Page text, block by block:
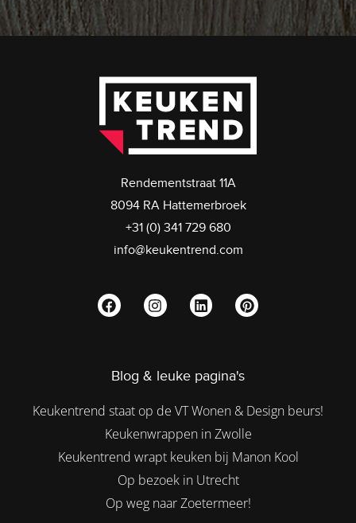
Rendementstraat 11A
8094 RA Hattemerbroek
+31 (0) 341 729 680
info@keukentrend.com
Blog & leuke pagina's
Keukentrend staat op de VT Wonen & Design beurs!
Keukenwrappen in Zwolle
Keukentrend wrapt keuken bij Manon Kool
Op bezoek in Utrecht
Op weg naar Zoetermeer!